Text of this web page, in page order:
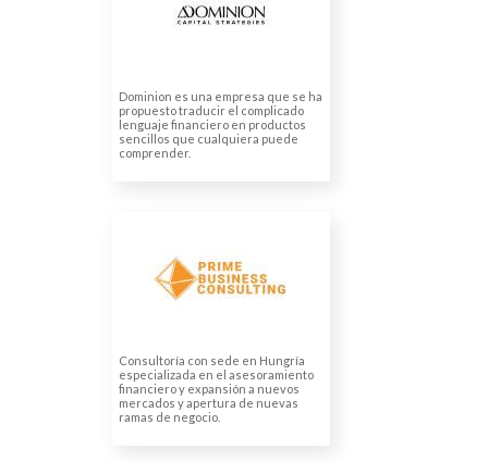
Dominion es una empresa que se ha
propuesto traducir el complicado
lenguaje financiero en productos
sencillos que cualquiera puede
comprender.
Traducción de informes
Consultoría con sede en Hungría
especializada en el asesoramiento
financiero y expansión a nuevos
mercados y apertura de nuevas
ramas de negocio.
Traducciónes juradas